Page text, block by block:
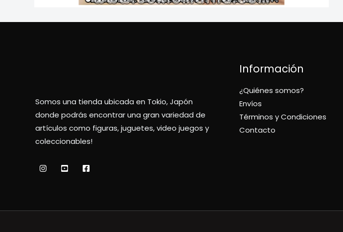
Somos una tienda ubicada en Tokio, Japón
donde podrás encontrar una gran variedad de
artículos como figuras, juguetes, video juegos y
coleccionables!
Información
¿Quiénes somos?
Envíos
Términos y Condiciones
Contacto